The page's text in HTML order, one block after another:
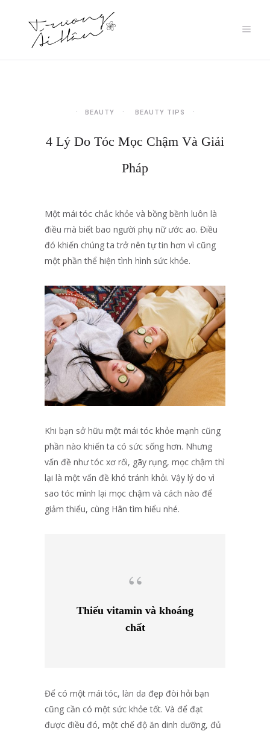
BEAUTY BEAUTY TIPS
4 Lý Do Tóc Mọc Chậm Và Giải
Pháp
Một mái tóc chắc khỏe và bồng bềnh luôn là
điều mà biết bao người phụ nữ ước ao. Điều
đó khiến chúng ta trở nên tự tin hơn vì cũng
một phần thể hiện tình hình sức khỏe.
Khi bạn sở hữu một mái tóc khỏe mạnh cũng
phần nào khiến ta có sức sống hơn. Nhưng
vấn đề như tóc xơ rối, gãy rụng, mọc chậm thì
lại là một vấn đề khó tránh khỏi. Vậy lý do vì
sao tóc mình lại mọc chậm và cách nào để
giảm thiểu, cùng Hân tìm hiểu nhé.
Thiếu vitamin và khoáng
chất
Để có một mái tóc, làn da đẹp đòi hỏi bạn
cũng cần có một sức khỏe tốt. Và để đạt
được điều đó, một chế độ ăn dinh dưỡng, đủ